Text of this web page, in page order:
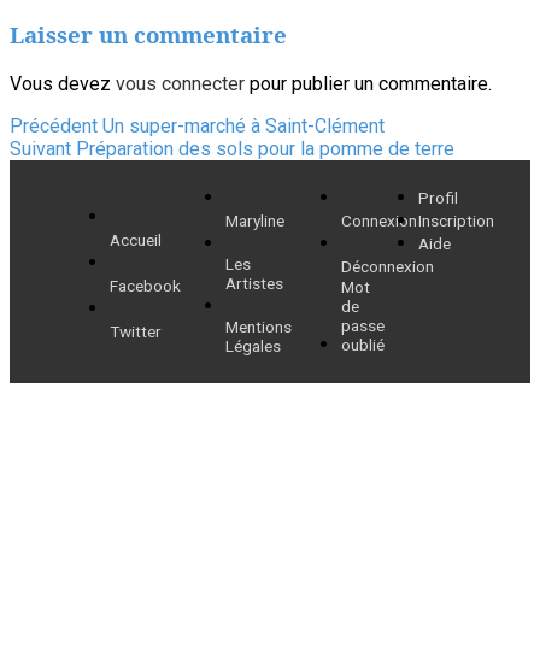
Laisser un commentaire
Vous devez vous connecter pour publier un commentaire.
Navigation
de
l’article
Précédent Article
précédent :
Un super-marché à Saint-Clément
Suivant Article
Préparation des sols pour la pomme de terre
Accueil
Facebook
Twitter
Maryline
Les
Artistes
Mentions
Légales
Connexion
Déconnexion
Mot
de
passe
oublié
Profil
Inscription
Aide